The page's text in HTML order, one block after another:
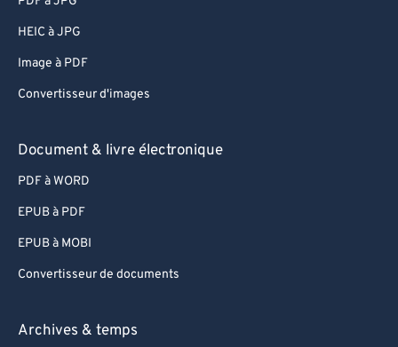
HEIC à JPG
Image à PDF
Convertisseur d'images
Document & livre électronique
PDF à WORD
EPUB à PDF
EPUB à MOBI
Convertisseur de documents
Archives & temps